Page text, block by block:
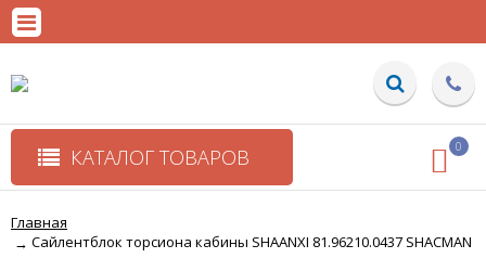
КАТАЛОГ ТОВАРОВ 0
Главная
→ Сайлентблок торсиона кабины SHAANXI 81.96210.0437 SHACMAN